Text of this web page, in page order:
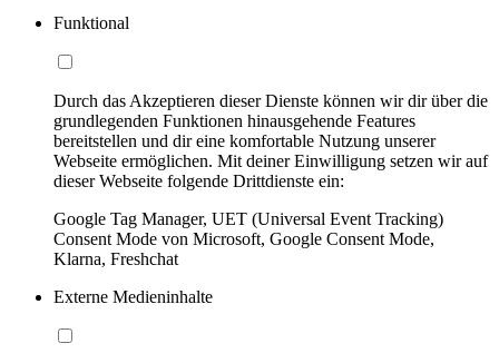
Funktional
Durch das Akzeptieren dieser Dienste können wir dir über die
grundlegenden Funktionen hinausgehende Features
bereitstellen und dir eine komfortable Nutzung unserer
Webseite ermöglichen. Mit deiner Einwilligung setzen wir auf
dieser Webseite folgende Drittdienste ein:
Google Tag Manager, UET (Universal Event Tracking)
Consent Mode von Microsoft, Google Consent Mode,
Klarna, Freshchat
Externe Medieninhalte